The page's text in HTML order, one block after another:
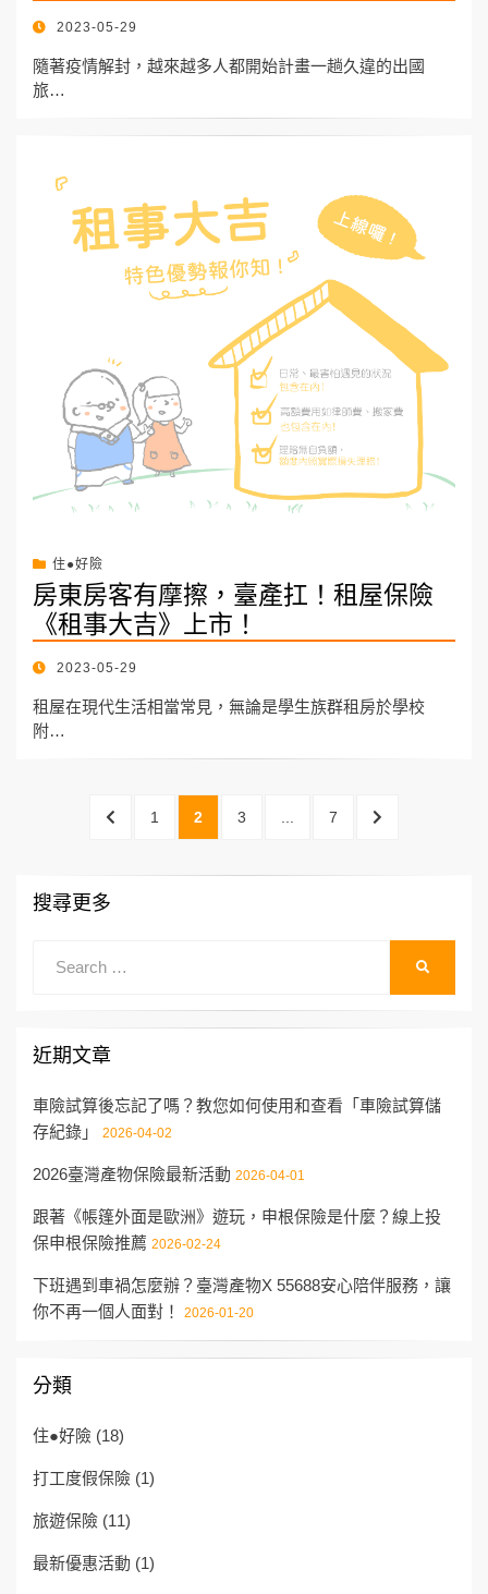
POSTED
2023-05-29
隨著疫情解封，越來越多人都開始計畫一趟久違的出國
旅…
住●好險
房東房客有摩擦，臺產扛！租屋保險
《租事大吉》上市！
POSTED
2023-05-29
租屋在現代生活相當常見，無論是學生族群租房於學校
附…
頁
PREVIOUS
PAGE
1 PAGE
2 PAGE
3 PAGE
7
NEXT
搜尋更多
近期文章
車險試算後忘記了嗎？教您如何使用和查看「車險試算儲
存紀錄」
2026-04-02
2026臺灣產物保險最新活動 2026-04-01
跟著《帳篷外面是歐洲》遊玩，申根保險是什麼？線上投
保申根保險推薦 2026-02-24
下班遇到車禍怎麼辦？臺灣產物X 55688安心陪伴服務，讓
你不再一個人面對！
2026-01-20
分類
住●好險 (18)
打工度假保險 (1)
旅遊保險 (11)
最新優惠活動 (1)